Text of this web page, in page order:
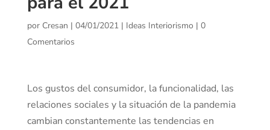
por Cresan | 04/01/2021| Ideas Interiorismo | 0
Comentarios
Los gustos del consumidor, la funcionalidad, las
relaciones sociales y la situación de la pandemia
cambian constantemente las tendencias en